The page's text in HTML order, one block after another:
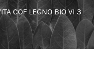
COF LEGNO BIO VI 3